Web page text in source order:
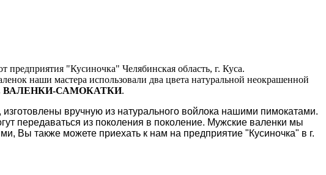
"Кусиночка" Челябинская область, г. Куса.
наши мастера использовали два цвета натуральной неокрашенной
САМОКАТКИ.
вручную из натурального войлока нашими пимокатами.
передаваться из поколения в поколение. Мужские валенки мы
Вы также можете приехать к нам на предприятие "Кусиночка" в г.